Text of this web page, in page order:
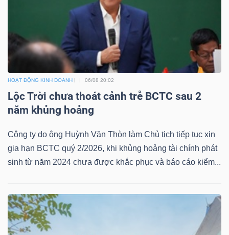
HOẠT ĐỘNG KINH DOANH 06/08 20:02
Lộc Trời chưa thoát cảnh trễ BCTC sau 2
năm khủng hoảng
Công ty do ông Huỳnh Văn Thòn làm Chủ tịch tiếp tục xin
gia hạn BCTC quý 2/2026, khi khủng hoảng tài chính phát
sinh từ năm 2024 chưa được khắc phục và báo cáo kiểm...